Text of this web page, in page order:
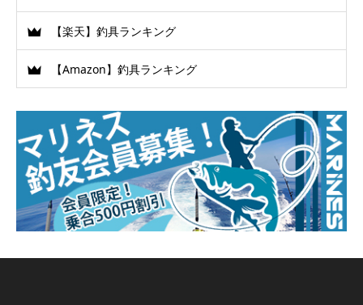
【楽天】釣具ランキング
【Amazon】釣具ランキング